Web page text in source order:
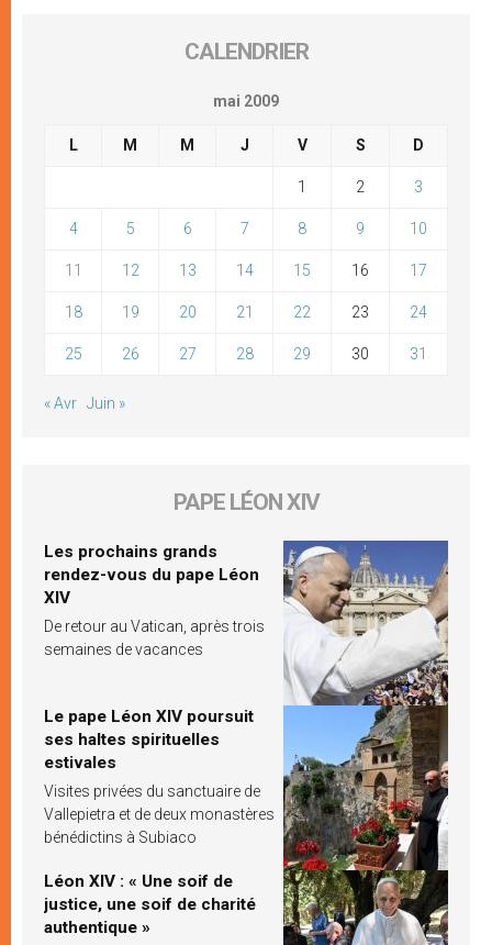
CALENDRIER
mai 2009
L M M J V S D
1 2 3
4 5 6 7 8 9 10
11 12 13 14 15 16 17
18 19 20 21 22 23 24
25 26 27 28 29 30 31
« Avr Juin »
PAPE LÉON XIV
Les prochains grands
rendez-vous du pape Léon
XIV
De retour au Vatican, après trois
semaines de vacances
Le pape Léon XIV poursuit
ses haltes spirituelles
estivales
Visites privées du sanctuaire de
Vallepietra et de deux monastères
bénédictins à Subiaco
Léon XIV : « Une soif de
justice, une soif de charité
authentique »